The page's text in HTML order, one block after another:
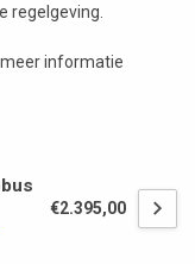
regelgeving.
informatie
€2.395,00